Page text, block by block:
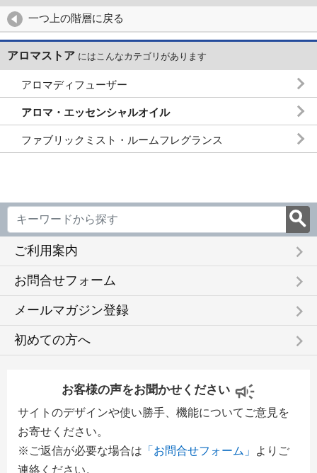
一つ上の階層に戻る
アロマストア にはこんなカテゴリがあります
アロマディフューザー
アロマ・エッセンシャルオイル
ファブリックミスト・ルームフレグランス
ご利用案内 keyboard_arrow_right
お問合せフォーム keyboard_arrow_right
メールマガジン登録 keyboard_arrow_right
初めての方へ keyboard_arrow_right
お客様の声をお聞かせください
サイトのデザインや使い勝手、機能についてご意見を
お寄せください。
※ご返信が必要な場合は 「お問合せフォーム」
よりご
連絡ください。